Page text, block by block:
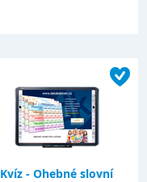
Kvíz - Ohebné slovní